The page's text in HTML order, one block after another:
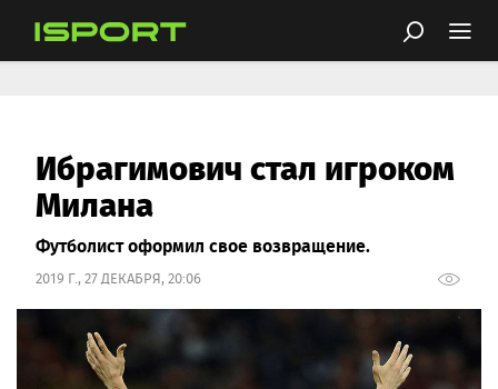
Ибрагимович стал игроком
Милана
Футболист оформил свое возвращение.
2019 Г., 27 ДЕКАБРЯ, 20:06